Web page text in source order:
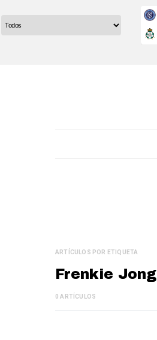
ARTÍCULOS POR ETIQUETA
Frenkie Jong
0 ARTÍCULOS